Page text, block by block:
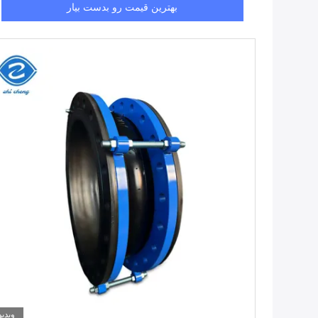
بهترین قیمت رو بدست بیار